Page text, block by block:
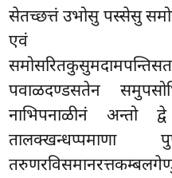
सेतच्छत्तं उभोसु पस्सेसु
एवं
पवाळदण्डसतेन
नाभिपनाळीनं अन्तो
तालक्खन्धप्पमाणा